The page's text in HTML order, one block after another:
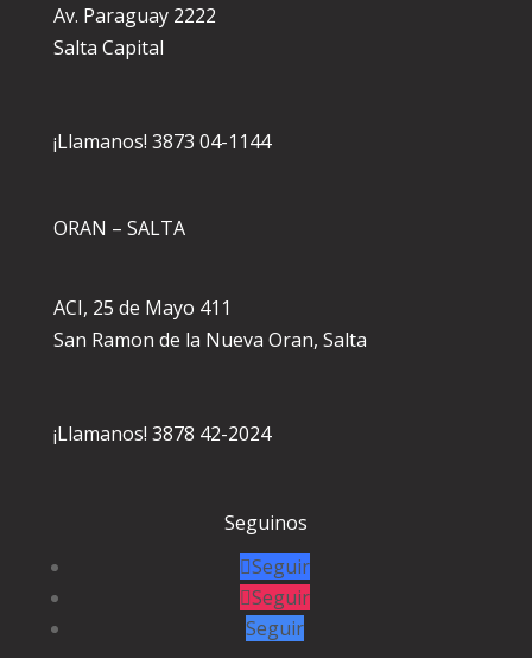
Av. Paraguay 2222
Salta Capital
¡Llamanos! 3873 04-1144
ORAN – SALTA
ACI, 25 de Mayo 411
San Ramon de la Nueva Oran, Salta
¡Llamanos! 3878 42-2024
Seguinos
Seguir
Seguir
Seguir